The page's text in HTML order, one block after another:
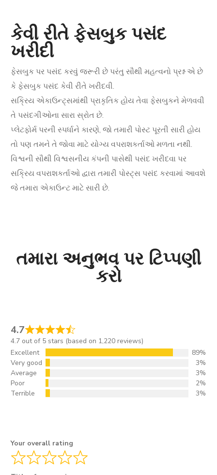
કેવી રીતે ફેસબુક પસંદ
ખરીદી
ફેસબુક પર પસંદ કરવું જરૂરી છે પરંતુ સૌથી મહત્વનો પ્રશ્ન એ છે
કે ફેસબુક પસંદ કેવી રીતે ખરીદવી.
સક્રિય એકાઉન્ટ્સમાંથી પ્રાકૃતિક હોય તેવા ફેસબુકને મેળવવી
તે પસંદગીઓના સારા સ્રોત છે.
પ્લેટફોર્મ પરની સ્પર્ધાને કારણે, જો તમારી પોસ્ટ પૂરતી સારી હોય
તો પણ તમને તે જોવા માટે યોગ્ય વપરાશકર્તાઓ મળતા નથી.
વિશ્વની સૌથી વિશ્વસનીય કંપની પાસેથી પસંદ ખરીદવા પર
સક્રિય વપરાશકર્તાઓ દ્વારા તમારી પોસ્ટ્સ પસંદ કરવામાં આવશે
જે તમારા એકાઉન્ટ માટે સારી છે.
તમારા અનુભવ પર ટિપ્પણી
કરો
4.7
4.7 out of 5 stars (based on 1,220 reviews)
Excellent
89%
Very good
3%
Average
3%
Poor
2%
Terrible
3%
Your overall rating